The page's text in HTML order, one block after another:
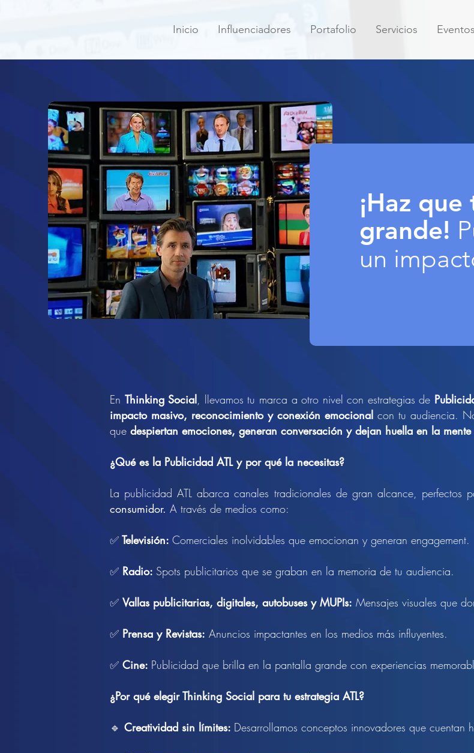
Inicio Influenciadores Portafolio Servicios Eventos
¡Haz
grande!
un
En Thinking Social, llevamos tu marca a otro nivel con estrategias de
impacto masivo, reconocimiento y conexión emocional con tu audiencia.
que despiertan emociones, generan conversación y dejan huella en la
¿Qué es la Publicidad ATL y por qué la necesitas?
La publicidad ATL abarca canales tradicionales de gran alcance, perfectos
consumidor. A través de medios como:
✅ Televisión: Comerciales inolvidables que emocionan y generan engagement.
✅ Radio: Spots publicitarios que se graban en la memoria de tu audiencia.
✅ Vallas publicitarias, digitales, autobuses y MUPIs: Mensajes visuales que
✅ Prensa y Revistas: Anuncios impactantes en los medios más influyentes.
✅ Cine: Publicidad que brilla en la pantalla grande con experiencias
¿Por qué elegir Thinking Social para tu estrategia ATL?
🔹 Creatividad sin límites: Desarrollamos conceptos innovadores que cuentan